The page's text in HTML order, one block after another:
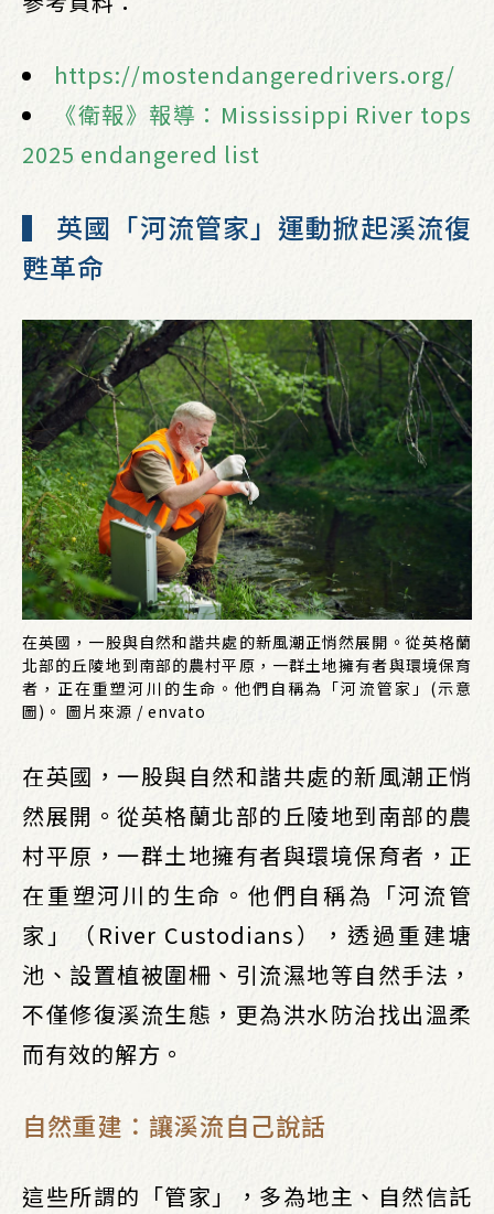
https://mostendangeredrivers.org/
《衛報》報導：Mississippi River tops
2025 endangered list
▍ 英國「河流管家」運動掀起溪流復
甦革命
在英國，一股與自然和諧共處的新風潮正悄然展開。從英格蘭
北部的丘陵地到南部的農村平原，一群土地擁有者與環境保育
者，正在重塑河川的生命。他們自稱為「河流管家」(示意
圖)。 圖片來源 / envato
在英國，一股與自然和諧共處的新風潮正悄
然展開。從英格蘭北部的丘陵地到南部的農
村平原，一群土地擁有者與環境保育者，正
在重塑河川的生命。他們自稱為「河流管
家」（River Custodians），透過重建塘
池、設置植被圍柵、引流濕地等自然手法，
不僅修復溪流生態，更為洪水防治找出溫柔
而有效的解方。
自然重建：讓溪流自己說話
這些所謂的「管家」，多為地主、自然信託